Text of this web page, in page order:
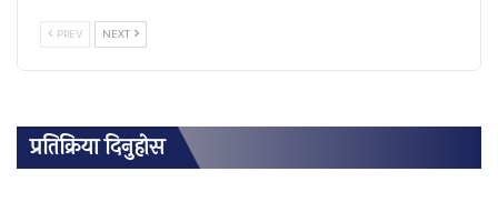
PREV NEXT
प्रतिक्रिया दिनुहोस